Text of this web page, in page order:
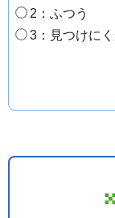
2：ふつう
3：見つけに